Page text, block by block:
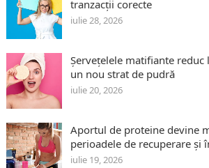
tranzacții corecte
iulie 28, 2026
Șervețelele matifiante reduc
un nou strat de pudră
iulie 20, 2026
Aportul de proteine devine
perioadele de recuperare și
iulie 19, 2026